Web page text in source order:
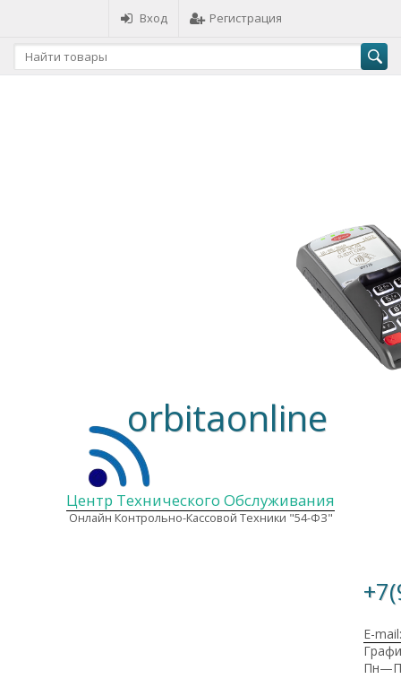
Вход Регистрация
Центр Технического Обслуживания
Онлайн Контрольно-Кассовой Техники "54-ФЗ"
orbitaonline
E-